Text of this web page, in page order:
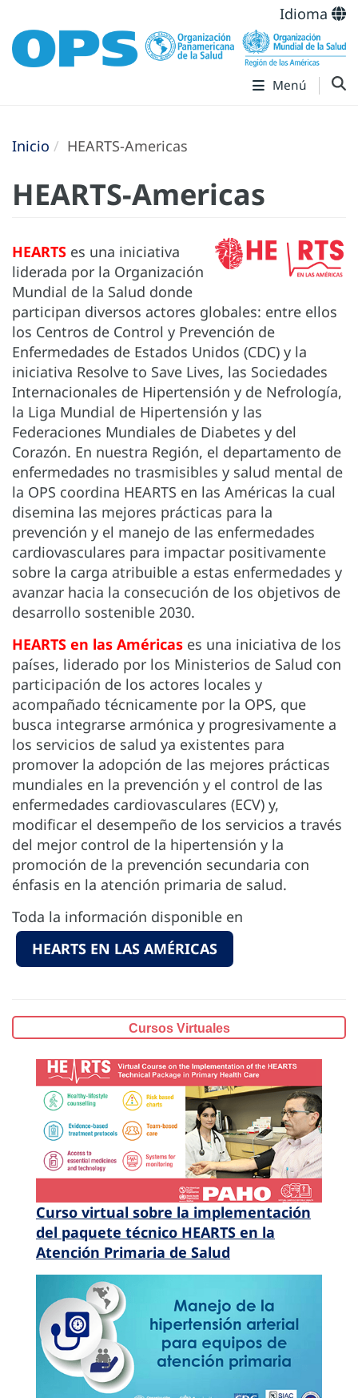
Idioma
Menú
Inicio HEARTS-Americas
HEARTS-Americas
HEARTS es una iniciativa
liderada por la Organización
Mundial de la Salud donde
participan diversos actores globales: entre ellos
los Centros de Control y Prevención de
Enfermedades de Estados Unidos (CDC) y la
iniciativa Resolve to Save Lives, las Sociedades
Internacionales de Hipertensión y de Nefrología,
la Liga Mundial de Hipertensión y las
Federaciones Mundiales de Diabetes y del
Corazón. En nuestra Región, el departamento de
enfermedades no trasmisibles y salud mental de
la OPS coordina HEARTS en las Américas la cual
disemina las mejores prácticas para la
prevención y el manejo de las enfermedades
cardiovasculares para impactar positivamente
sobre la carga atribuible a estas enfermedades y
avanzar hacia la consecución de los objetivos de
desarrollo sostenible 2030.
HEARTS en las Américas es una iniciativa de los
países, liderado por los Ministerios de Salud con
participación de los actores locales y
acompañado técnicamente por la OPS, que
busca integrarse armónica y progresivamente a
los servicios de salud ya existentes para
promover la adopción de las mejores prácticas
mundiales en la prevención y el control de las
enfermedades cardiovasculares (ECV) y,
modificar el desempeño de los servicios a través
del mejor control de la hipertensión y la
promoción de la prevención secundaria con
énfasis en la atención primaria de salud.
Toda la información disponible en
HEARTS EN LAS AMÉRICAS
Cursos Virtuales
Curso virtual sobre la implementación
del paquete técnico HEARTS en la
Atención Primaria de Salud